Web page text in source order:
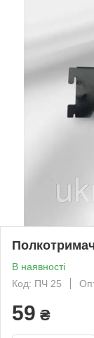
В наявності
Код: ПЧ 25
59 ₴